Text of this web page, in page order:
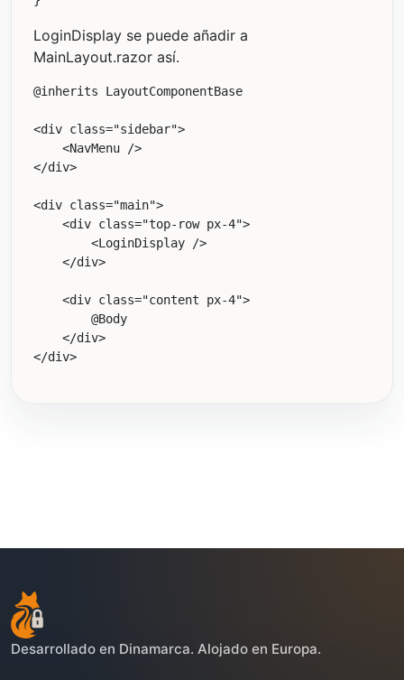
LoginDisplay se puede añadir a
MainLayout.razor así.
@inherits LayoutComponentBase
<div class="sidebar">
    <NavMenu />
</div>
<div class="main">
    <div class="top-row px-4">
        <LoginDisplay />
    </div>
    <div class="content px-4">
        @Body
    </div>
Desarrollado en Dinamarca. Alojado en Europa.